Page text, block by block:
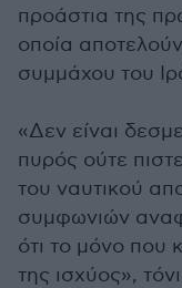
προάστια της
οποία
συμμάχου του
«Δεν είναι
πυρός ούτε
του ναυτικού
συμφωνιών
ότι το μόνο που
της ισχύος»,